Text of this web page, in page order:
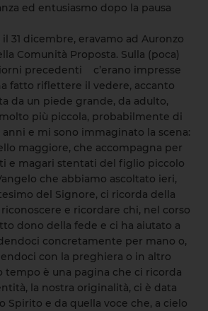
ed entusiasmo dopo la pausa
31 dicembre, eravamo ad Auronzo
Comunità Proposta. Sulla (poca)
precedenti c’erano impresse
fatto riflettere il vedere, accanto
da un piede grande, da adulto,
più piccola, probabilmente di
e mi sono immaginato la scena:
maggiore, che accompagna per
e magari stentati del figlio piccolo
che abbiamo ascoltato ieri,
del Signore, ci ricorda della
e ricordare chi, nel corso
dono della fede e ci ha aiutato a
concretamente per mano o,
con la preghiera o in altro
tempo è una pagina che ci ricorda
la nostra originalità, ci è data
Spirito e da quella voce che, a cielo